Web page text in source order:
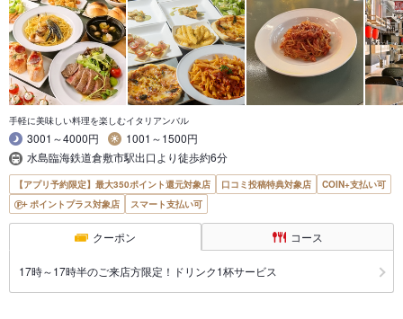
手軽に美味しい料理を楽しむイタリアンバル
3001～4000円
1001～1500円
水島臨海鉄道倉敷市駅出口より徒歩約6分
【アプリ予約限定】最大350ポイント還元対象店 口コミ投稿特典対象店
COIN+支払い可
ポイントプラス対象店
スマート支払い可
クーポン コース
17時～17時半のご来店方限定！ドリンク1杯サービス